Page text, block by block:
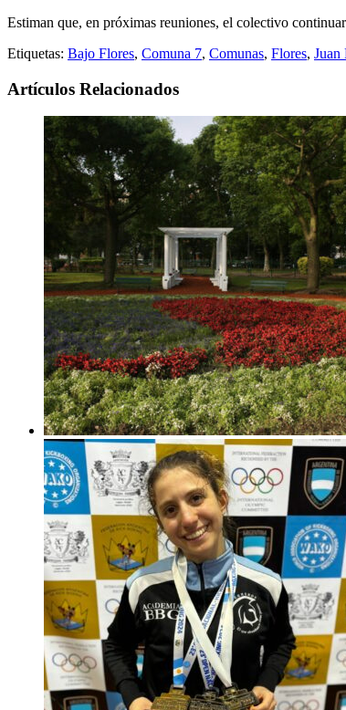
Estiman que, en próximas reuniones, el colectivo
Etiquetas: Bajo Flores, Comuna 7, Comunas, Flores, Juan
Artículos Relacionados